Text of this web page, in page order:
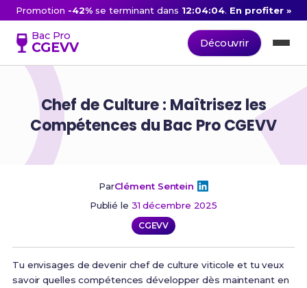
Promotion -42% se terminant dans 12:04:03. En profiter »
Bac Pro
CGEVV Découvrir
Chef de Culture : Maîtrisez les
Compétences du Bac Pro CGEVV
ParClément Sentein
Publié le 31 décembre 2025
CGEVV
Tu envisages de devenir chef de culture viticole et tu veux
savoir quelles compétences développer dès maintenant en